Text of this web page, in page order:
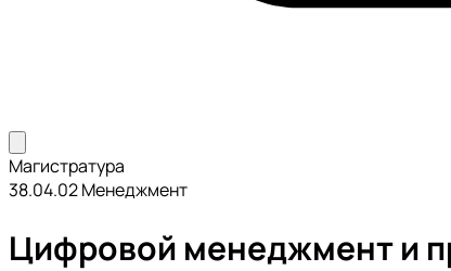
Магистратура
38.04.02 Менеджмент
Цифровой менеджмент и